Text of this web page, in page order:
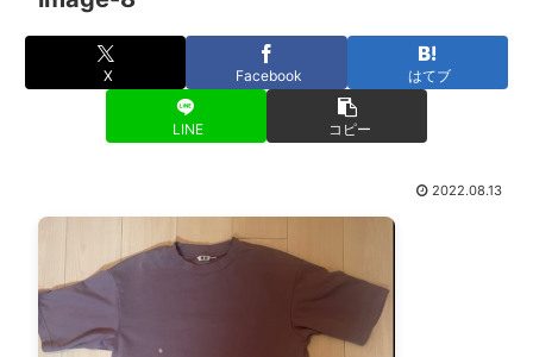
X Facebook はてブ
LINE コピー
2022.08.13